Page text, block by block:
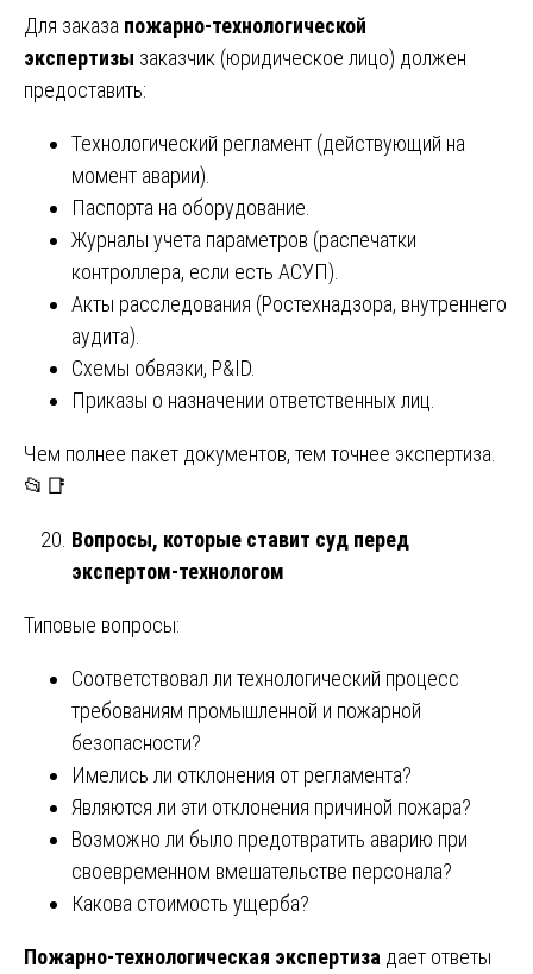
Для заказа пожарно-технологической
экспертизы заказчик (юридическое лицо) должен
предоставить:
Технологический регламент (действующий на
момент аварии).
Паспорта на оборудование.
Журналы учета параметров (распечатки
контроллера, если есть АСУП).
Акты расследования (Ростехнадзора, внутреннего
аудита).
Схемы обвязки, P&ID.
Приказы о назначении ответственных лиц.
Чем полнее пакет документов, тем точнее экспертиза.
📂📑
Вопросы, которые ставит суд перед
экспертом-технологом
Типовые вопросы:
Соответствовал ли технологический процесс
требованиям промышленной и пожарной
безопасности?
Имелись ли отклонения от регламента?
Являются ли эти отклонения причиной пожара?
Возможно ли было предотвратить аварию при
своевременном вмешательстве персонала?
Какова стоимость ущерба?
Пожарно-технологическая экспертиза дает ответы